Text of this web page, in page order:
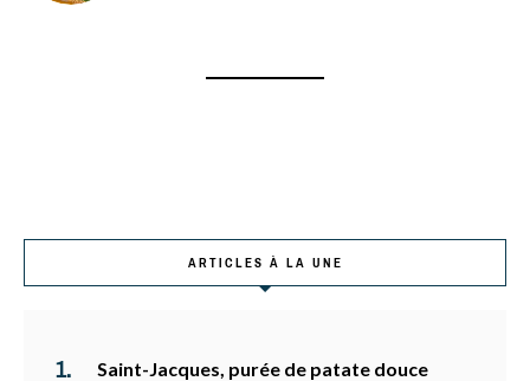
ARTICLES À LA UNE
Saint-Jacques, purée de patate douce